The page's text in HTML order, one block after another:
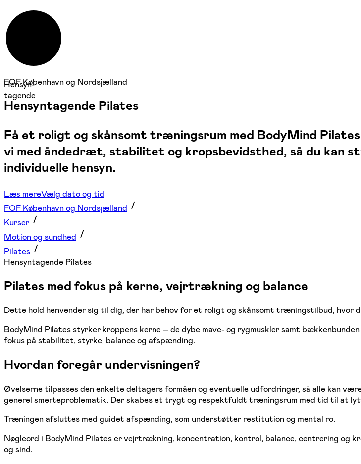
Hensyn-
tagende
FOF København og Nordsjælland
Hensyntagende Pilates
Få et roligt og skånsomt træningsrum med BodyMind
vi med åndedræt, stabilitet og kropsbevidsthed, så du kan
individuelle hensyn.
Læs mereVælg dato og tid
FOF København og Nordsjælland
Kurser
Motion og sundhed
Pilates
Hensyntagende Pilates
Pilates med fokus på kerne, vejrtrækning og balance
Dette hold henvender sig til dig, der har behov for et roligt og skånsomt træningstilbud, hvor
BodyMind Pilates styrker kroppens kerne – de dybe mave- og rygmuskler samt
fokus på stabilitet, styrke, balance og afspænding.
Hvordan foregår undervisningen?
Øvelserne tilpasses den enkelte deltagers formåen og eventuelle udfordringer, så alle kan
generel smerteproblematik. Der skabes et trygt og respektfuldt træningsrum med tid til at
Træningen afsluttes med guidet afspænding, som understøtter restitution og mental ro.
Nøgleord i BodyMind Pilates er vejrtrækning, koncentration, kontrol, balance, centrering og
og sind.